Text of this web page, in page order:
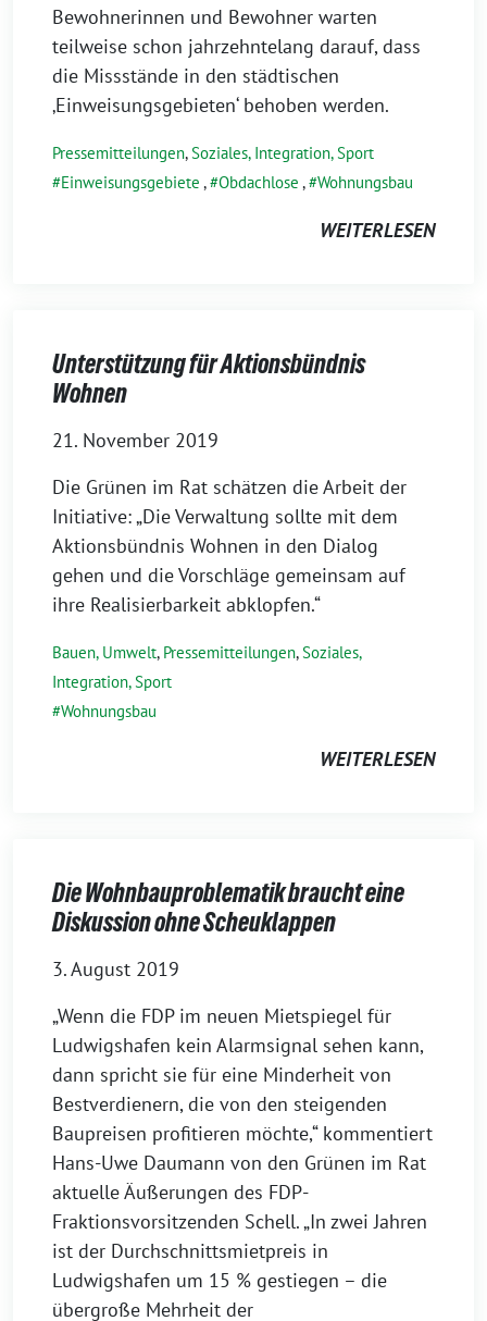
Bewohnerinnen und Bewohner warten
teilweise schon jahrzehntelang darauf, dass
die Missstände in den städtischen
‚Einweisungsgebieten‘ behoben werden.
Pressemitteilungen,Soziales, Integration, Sport
Einweisungsgebiete , Obdachlose , Wohnungsbau
WEITERLESEN
Unterstützung für Aktionsbündnis
Wohnen
21. November 2019
Die Grünen im Rat schätzen die Arbeit der
Initiative: „Die Verwaltung sollte mit dem
Aktionsbündnis Wohnen in den Dialog
gehen und die Vorschläge gemeinsam auf
ihre Realisierbarkeit abklopfen.“
Bauen, Umwelt, Pressemitteilungen,Soziales,
Integration, Sport
Wohnungsbau
WEITERLESEN
Die Wohnbauproblematik braucht eine
Diskussion ohne Scheuklappen
3. August 2019
„Wenn die FDP im neuen Mietspiegel für
Ludwigshafen kein Alarmsignal sehen kann,
dann spricht sie für eine Minderheit von
Bestverdienern, die von den steigenden
Baupreisen profitieren möchte,“ kommentiert
Hans-Uwe Daumann von den Grünen im Rat
aktuelle Äußerungen des FDP-
Fraktionsvorsitzenden Schell. „In zwei Jahren
ist der Durchschnittsmietpreis in
Ludwigshafen um 15 % gestiegen – die
übergroße Mehrheit der